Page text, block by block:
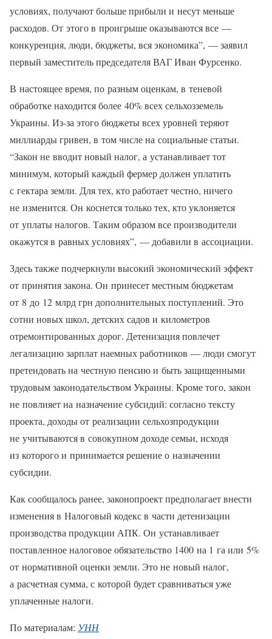
условиях, получают больше прибыли и несут меньше
расходов. От этого в проигрыше оказываются все —
конкуренция, люди, бюджеты, вся экономика”, — заявил
первый заместитель председателя ВАГ Иван Фурсенко.
В настоящее время, по разным оценкам, в теневой
обработке находится более 40% всех сельхозземель
Украины. Из-за этого бюджеты всех уровней теряют
миллиарды гривен, в том числе на социальные статьи.
“Закон не вводит новый налог, а устанавливает тот
минимум, который каждый фермер должен уплатить
с гектара земли. Для тех, кто работает честно, ничего
не изменится. Он коснется только тех, кто уклоняется
от уплаты налогов. Таким образом все производители
окажутся в равных условиях”, — добавили в ассоциации.
Здесь также подчеркнули высокий экономический эффект
от принятия закона. Он принесет местным бюджетам
от 8 до 12 млрд грн дополнительных поступлений. Это
сотни новых школ, детских садов и километров
отремонтированных дорог. Детенизация повлечет
легализацию зарплат наемных работников — люди смогут
претендовать на честную пенсию и быть защищенными
трудовым законодательством Украины. Кроме того, закон
не повлияет на назначение субсидий: согласно тексту
проекта, доходы от реализации сельхозпродукции
не учитываются в совокупном доходе семьи, исходя
из которого и принимается решение о назначении
субсидии.
Как сообщалось ранее, законопроект предполагает внести
изменения в Налоговый кодекс в части детенизации
производства продукции АПК. Он устанавливает
поставленное налоговое обязательство 1400 на 1 га или 5%
от нормативной оценки земли. Это не новый налог,
а расчетная сумма, с которой будет сравниваться уже
уплаченные налоги.
По материалам: УНН